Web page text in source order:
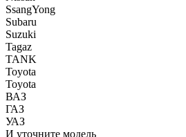
SsangYong
Subaru
Suzuki
Tagaz
TANK
Toyota
Toyota
ВАЗ
ГАЗ
УАЗ
И уточните модель